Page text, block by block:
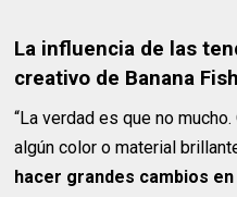
La influencia de las
creativo de Banana Fish
“La verdad es que no
algún color o material
hacer grandes cambios